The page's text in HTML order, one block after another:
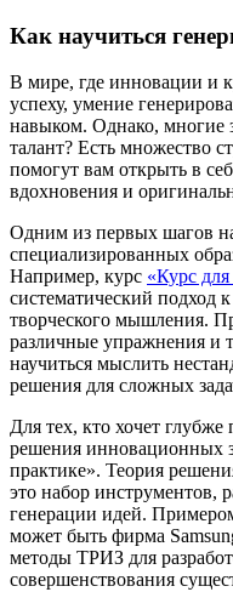
Как научиться
В мире, где инновации и
успеху, умение
навыком. Однако, многие
талант? Есть множество
помогут вам открыть в
вдохновения и
Одним из первых шагов
специализированных
Например, курс «Курс
систематический подход
творческого мышления.
различные упражнения и
научиться мыслить
решения для сложных
Для тех, кто хочет
решения инновационных
практике». Теория
это набор инструментов,
генерации идей.
может быть фирма
методы ТРИЗ для
совершенствования